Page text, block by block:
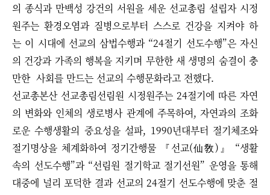
의 종식과 만백성 강건의 서원을 세운 선교총림 설립자 시정
원주는 환경오염과 질병으로부터 스스로 건강을 지켜야 하
는 이 시대에 선교의 삼법수행과 “24절기 선도수행”은 자신
의 건강과 가족의 행복을 지키며 무한한 새 생명의 숨결이 충
만한 사회를 만드는 선교의 수행문화라고 전했다.
선교총본산 선교총림선림원 시정원주는 24절기에 따른 자연
의 변화와 인체의 생로병사 관계에 주목하여, 자연과의 조화
로운 수행생활의 중요성을 설파, 1990년대부터 절기체조와
절기명상을 체계화하여 정기간행물 『선교(仙敎)』 “생활
속의 선도수행”과 “선림원 절기학교 절기선원” 운영을 통해
대중에 널리 포덕한 결과 선교의 24절기 선도수행에 맞춘 절